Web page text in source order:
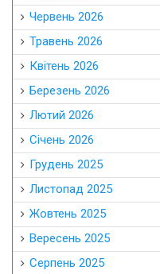
Червень 2026
Травень 2026
Квітень 2026
Березень 2026
Лютий 2026
Січень 2026
Грудень 2025
Листопад 2025
Жовтень 2025
Вересень 2025
Серпень 2025